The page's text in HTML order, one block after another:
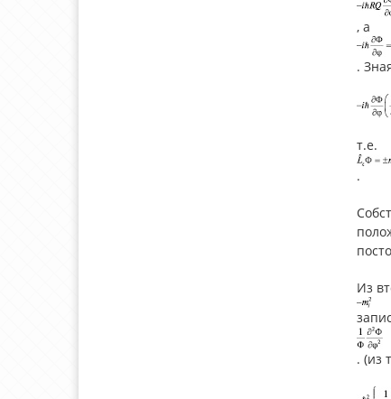
, a
.
т.е.
.
Из
. (из